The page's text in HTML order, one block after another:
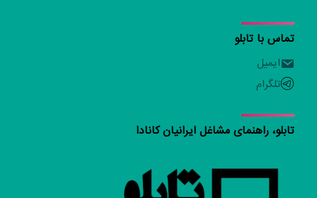
تماس با تابلو
ایمیل
تلگرام
تابلو، راهنمای مشاغل ایرانیان کانادا